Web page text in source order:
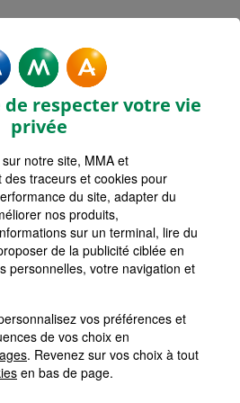
Aquitaine Assurance Gironde (33)
de respecter votre vie
privée
notre site, MMA et
des traceurs et cookies pour
du site, adapter du
nos produits,
sur un terminal, lire du
de la publicité ciblée en
personnelles, votre navigation et
vos préférences et
de vos choix en
. Revenez sur vos choix à tout
en bas de page.